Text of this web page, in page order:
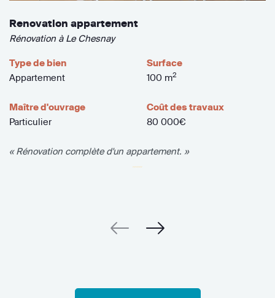
Renovation appartement
Rénovation à Le Chesnay
Type de bien
Appartement
Surface
100 m2
Maître d'ouvrage
Particulier
Coût des travaux
80 000€
« Rénovation complète d'un appartement. »